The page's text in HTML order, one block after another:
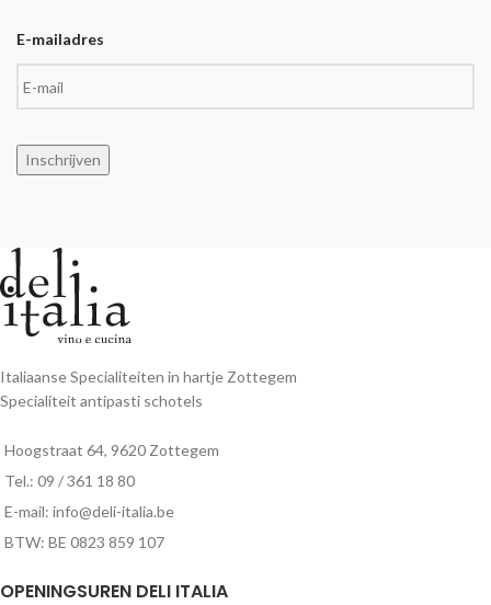
E-mailadres
Inschrijven
Italiaanse Specialiteiten in hartje Zottegem
Specialiteit antipasti schotels
Hoogstraat 64, 9620 Zottegem
Tel.: 09 / 361 18 80
E-mail: info@deli-italia.be
BTW: BE 0823 859 107
OPENINGSUREN DELI ITALIA